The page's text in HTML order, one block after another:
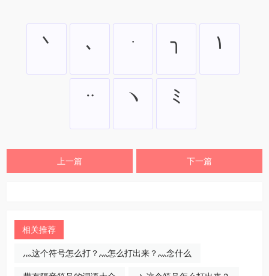
丶 ､ ᆞ ╮ ١
ᆢ ヽ ﾐ
上一篇 下一篇
相关推荐
灬这个符号怎么打？灬怎么打出来？灬念什么